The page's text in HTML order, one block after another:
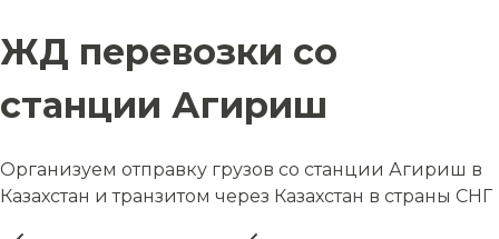
ЖД перевозки со
станции Агириш
Организуем отправку грузов со станции Агириш в
Казахстан и транзитом через Казахстан в страны СНГ